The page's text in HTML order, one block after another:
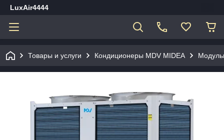
LuxAir4444
Товары и услуги Кондиционеры MDV MIDEA